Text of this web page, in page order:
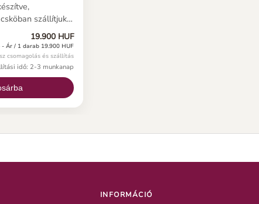
szállítjuk.
csak a gyökerek
megvárni! A
nélküli.
alkalmas
A kallusz egyes
a
ügyeljen a
19.900 HUF
- Ár / 1 darab 19.900 HUF
csomagolás és szállítás
idő: 2-3 munkanap
INFORMÁCIÓ